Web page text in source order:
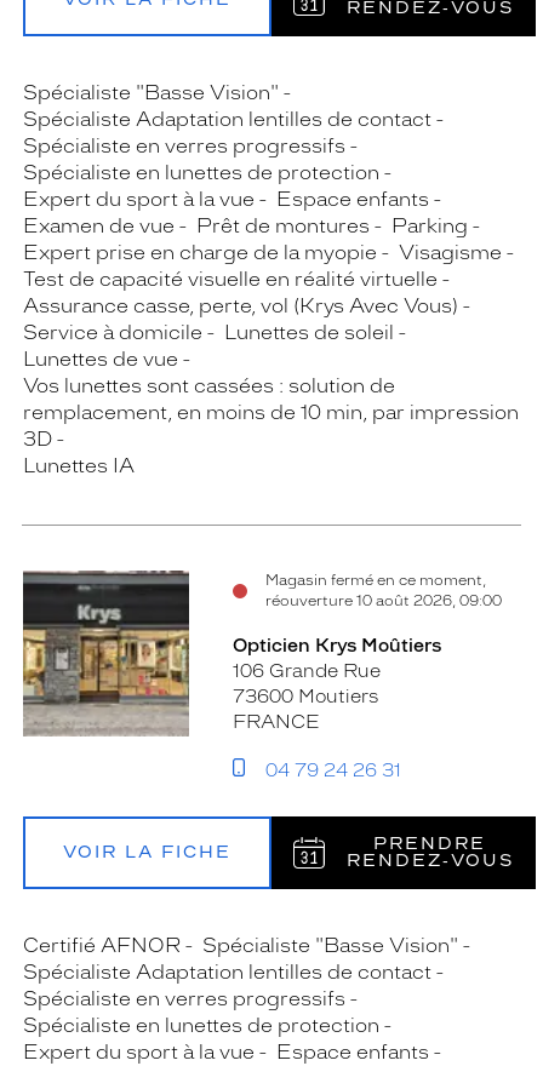
RENDEZ‑VOUS
Spécialiste "Basse Vision"
Spécialiste Adaptation lentilles de contact
Spécialiste en verres progressifs
Spécialiste en lunettes de protection
Expert du sport à la vue
Espace enfants
Examen de vue
Prêt de montures
Parking
Expert prise en charge de la myopie
Visagisme
Test de capacité visuelle en réalité virtuelle
Assurance casse, perte, vol (Krys Avec Vous)
Service à domicile
Lunettes de soleil
Lunettes de vue
Vos lunettes sont cassées : solution de
remplacement, en moins de 10 min, par impression
3D
Lunettes IA
Magasin fermé en ce moment,
réouverture 10 août 2026, 09:00
Opticien Krys Moûtiers
106 Grande Rue
73600 Moutiers
FRANCE
04 79 24 26 31
VOIR LA FICHE
PRENDRE
RENDEZ‑VOUS
Certifié AFNOR
Spécialiste "Basse Vision"
Spécialiste Adaptation lentilles de contact
Spécialiste en verres progressifs
Spécialiste en lunettes de protection
Expert du sport à la vue
Espace enfants